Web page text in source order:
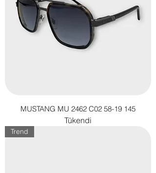
MUSTANG MU 2462 C02 58-19 145
Tükendi
Trend